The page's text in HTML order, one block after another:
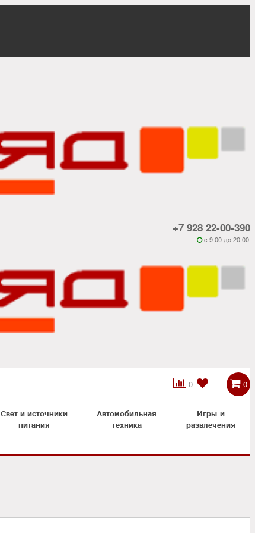
+7 928 22-00-390
 c 9:00 до 20:00
0

 0
Свет и источники
питания
Автомобильная
техника
Игры и
развлечения